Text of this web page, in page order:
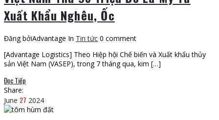
Xuất Khẩu Nghêu, Ốc
Đăng bởiAdvantage In Tin tức 0 comment
[Advantage Logistics] Theo Hiệp hội Chế biến và Xuất khẩu thủy
sản Việt Nam (VASEP), trong 7 tháng qua, kim […]
Đọc Tiếp
Share:
June 27 2024